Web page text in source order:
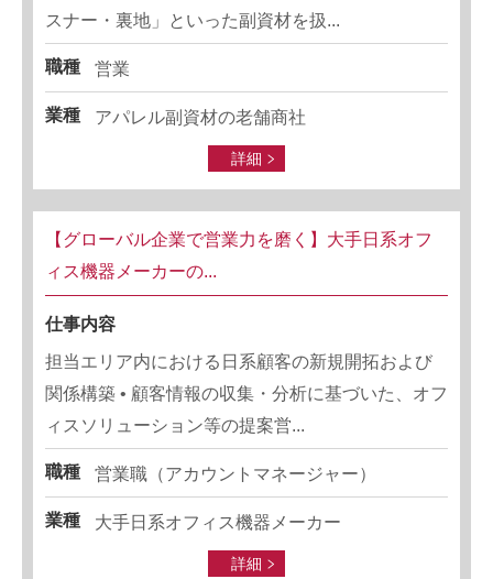
スナー・裏地」といった副資材を扱...
職種 営業
業種 アパレル副資材の老舗商社
詳細
【グローバル企業で営業力を磨く】大手日系オフ
ィス機器メーカーの...
仕事内容
担当エリア内における日系顧客の新規開拓および
関係構築 • 顧客情報の収集・分析に基づいた、オフ
ィスソリューション等の提案営...
職種 営業職（アカウントマネージャー）
業種 大手日系オフィス機器メーカー
詳細